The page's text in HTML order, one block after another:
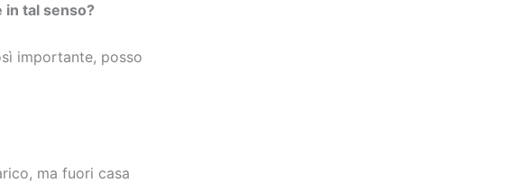
tal senso?
importante, posso
ma fuori casa